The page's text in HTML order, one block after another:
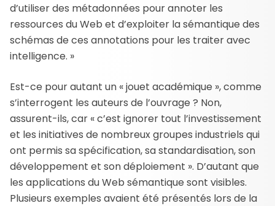
d’utiliser des métadonnées pour annoter les
ressources du Web et d’exploiter la sémantique des
schémas de ces annotations pour les traiter avec
intelligence. »
Est-ce pour autant un « jouet académique », comme
s’interrogent les auteurs de l’ouvrage ? Non,
assurent-ils, car « c’est ignorer tout l’investissement
et les initiatives de nombreux groupes industriels qui
ont permis sa spécification, sa standardisation, son
développement et son déploiement ». D’autant que
les applications du Web sémantique sont visibles.
Plusieurs exemples avaient été présentés lors de la